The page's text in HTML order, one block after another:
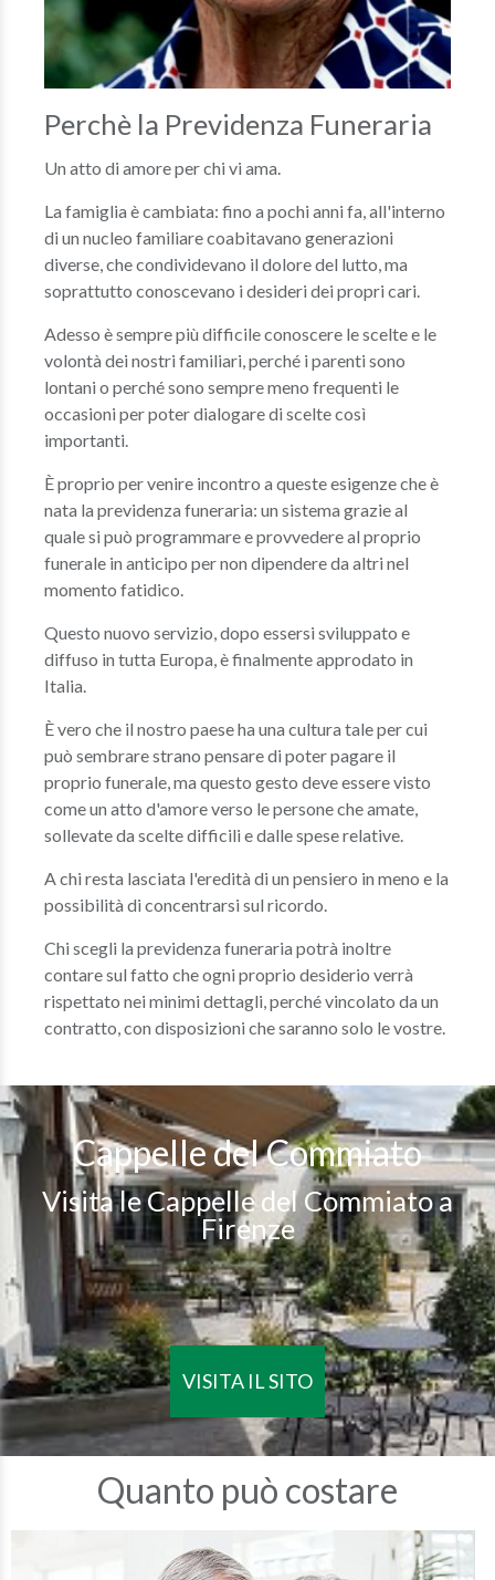
Perchè la Previdenza Funeraria
Un atto di amore per chi vi ama.
La famiglia è cambiata: fino a pochi anni fa, all'interno
di un nucleo familiare coabitavano generazioni
diverse, che condividevano il dolore del lutto, ma
soprattutto conoscevano i desideri dei propri cari.
Adesso è sempre più difficile conoscere le scelte e le
volontà dei nostri familiari, perché i parenti sono
lontani o perché sono sempre meno frequenti le
occasioni per poter dialogare di scelte così
importanti.
È proprio per venire incontro a queste esigenze che è
nata la previdenza funeraria: un sistema grazie al
quale si può programmare e provvedere al proprio
funerale in anticipo per non dipendere da altri nel
momento fatidico.
Questo nuovo servizio, dopo essersi sviluppato e
diffuso in tutta Europa, è finalmente approdato in
Italia.
È vero che il nostro paese ha una cultura tale per cui
può sembrare strano pensare di poter pagare il
proprio funerale, ma questo gesto deve essere visto
come un atto d'amore verso le persone che amate,
sollevate da scelte difficili e dalle spese relative.
A chi resta lasciata l'eredità di un pensiero in meno e la
possibilità di concentrarsi sul ricordo.
Chi scegli la previdenza funeraria potrà inoltre
contare sul fatto che ogni proprio desiderio verrà
rispettato nei minimi dettagli, perché vincolato da un
contratto, con disposizioni che saranno solo le vostre.
Cappelle del Commiato
Visita le Cappelle del Commiato a
Firenze
VISITA IL SITO
Quanto può costare